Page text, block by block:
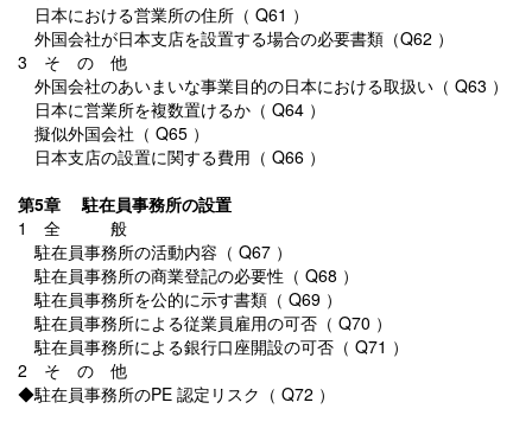
日本における営業所の住所（ Q61 ）
外国会社が日本支店を設置する場合の必要書類（Q62 ）
3 そ の 他
外国会社のあいまいな事業目的の日本における取扱い（ Q63 ）
日本に営業所を複数置けるか（ Q64 ）
擬似外国会社（ Q65 ）
日本支店の設置に関する費用（ Q66 ）
第5章 駐在員事務所の設置
1 全 般
駐在員事務所の活動内容（ Q67 ）
駐在員事務所の商業登記の必要性（ Q68 ）
駐在員事務所を公的に示す書類（ Q69 ）
駐在員事務所による従業員雇用の可否（ Q70 ）
駐在員事務所による銀行口座開設の可否（ Q71 ）
2 そ の 他
◆駐在員事務所のPE 認定リスク（ Q72 ）